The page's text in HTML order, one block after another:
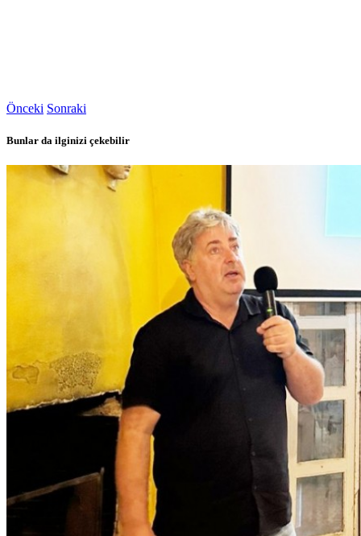
Önceki Sonraki
Bunlar da ilginizi çekebilir